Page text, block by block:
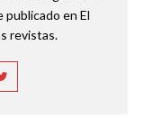
publicado en El
revistas.